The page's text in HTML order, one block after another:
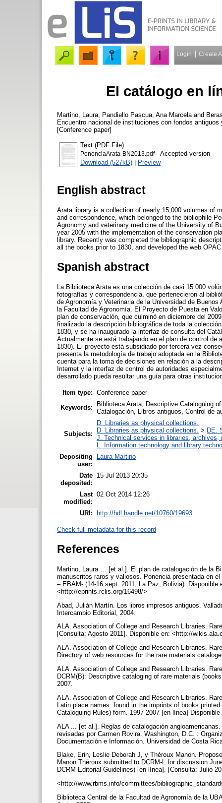
Login Create
El catálogo en
Martino, Laura Pandiello Pascua, Ana Marcela and
Encuentro nacional de instituciones con fondos
[Conference paper]
Text (PDF File)
PonenciaArata-BN2013.pdf- Accepted version
Download (527kB) | Preview
English abstract
Arata library is a collection of nearly 15,000 volumes of
and correspondence, which belonged to the bibliophile
Agronomy and veterinary medicine of the University of
year 2005 with the implementation of the conservation
library. Recently was completed the bibliographic
all the books prior to 1830, and developed the web
Spanish abstract
La Biblioteca Arata es una colección de casi 15.000
fotografías y correspondencia, que pertenecieron al
de Agronomía y Veterinaria de la Universidad de
la Facultad de Agronomía. El Proyecto de Puesta en
plan de conservación, que culminó en diciembre del
finalizado la descripción bibliográfica de toda la
1830, y se ha inaugurado la interfaz de consulta del
Actualmente se está trabajando en el plan de control
1830). El proyecto está subsidiado por tercera vez
presenta la metodología de trabajo adoptada en la
cuenta para la toma de decisiones en relación a la
Internet y la interfaz de control de autoridades
desarrollado pueda resultar una guía para otras
Item type: Conference paper
Keywords:
Biblioteca Arata, Descriptive Cataloguing
Catalogación, Libros antiguos, Control de
Subjects:
D. Libraries as physical collections.
D. Libraries as physical collections. > DE.
J. Technical services in libraries, archives,
L. Information technology and library
Depositing
user:
Laura Martino
Date
deposited:
15 Jul 2013 20:35
Last
modified:
02 Oct 2014 12:26
URI: http://hdl.handle.net/10760/19693
Check full metadata for this record
References
Martino, Laura … [et al.]. El plan de catalogación de la
manuscritos raros y valiosos. Ponencia presentada en
– EBAM- (14-16 sept. 2011, La Paz, Bolivia).
<http://eprints.rclis.org/16498/>
Abad, Julián Martín. Los libros impresos antiguos.
Intercambio Editorial, 2004.
ALA. Association of College and Research Libraries.
[Consulta: Agosto 2011]. Disponible en: <http://
ALA. Association of College and Research Libraries.
Directory of web resources for the rare materials
ALA. Association of College and Research Libraries.
DCRM(B): Descriptive cataloging of rare materials
2007.
ALA. Association of College and Research Libraries.
Latin place names: found in the imprints of books
Cataloguing Rules) form. 1997-2007 [en línea]
ALA ... [et al.]. Reglas de catalogación
revisadas por Carmen Rovira. Washington, D.C. :
Documentación e Información. Universidad de Costa
Blake, Erin, Leslie Deborah J, y Théroux Manon.
Manon Théroux submitted to DCRM‐L for discussion
DCRM Editorial Guidelines) [en línea]. [Consulta: Julio
<http://www.rbms.info/committees/
Biblioteca Central de la Facultad de Agronomía de la